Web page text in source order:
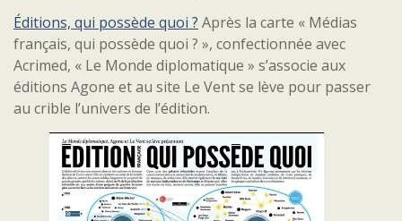
Éditions, qui possède quoi ? Après la carte « Médias
français, qui possède quoi ? », confectionnée avec
Acrimed, « Le Monde diplomatique » s’associe aux
éditions Agone et au site Le Vent se lève pour passer
au crible l’univers de l’édition.